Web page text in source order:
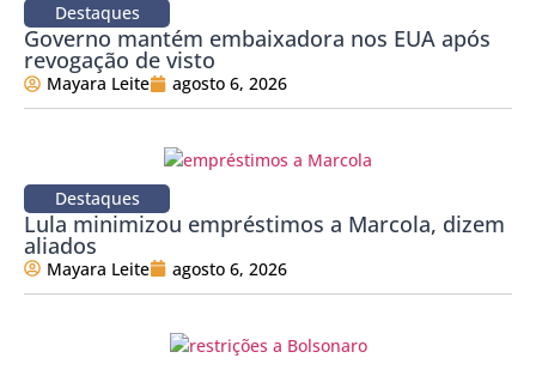
Destaques
Governo mantém embaixadora nos EUA após
revogação de visto
Mayara Leite agosto 6, 2026
Destaques
Lula minimizou empréstimos a Marcola, dizem
aliados
Mayara Leite agosto 6, 2026